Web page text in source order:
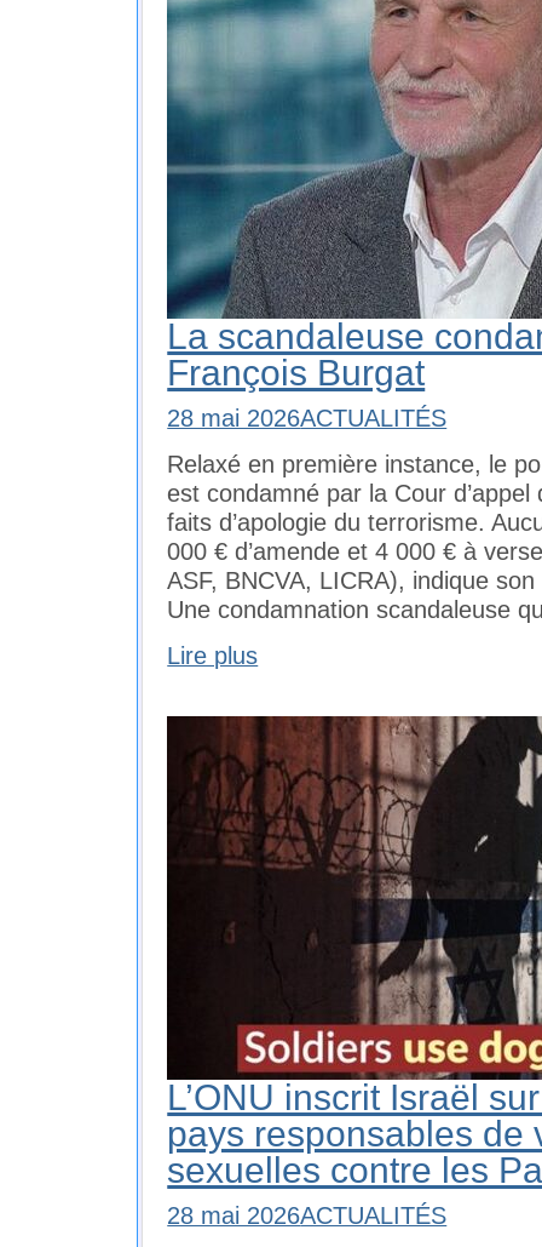
La scandaleuse
François Burgat
28 mai 2026ACTUALITÉS
Relaxé en première instance, le
est condamné par la Cour d’appel
faits d’apologie du terrorisme.
000 € d’amende et 4 000 € à
ASF, BNCVA, LICRA), indique
Une condamnation scandaleuse
Lire plus
L’ONU inscrit Israël
pays responsables de
sexuelles contre les
28 mai 2026ACTUALITÉS